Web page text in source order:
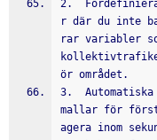
2.
r där du inte
rar variabler
ör området.
3.
mallar för
agera inom